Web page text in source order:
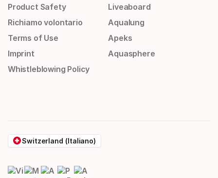
Product Safety
Richiamo volontario
Terms of Use
Imprint
Whistleblowing Policy
Liveaboard
Aqualung
Apeks
Aquasphere
Switzerland (Italiano)